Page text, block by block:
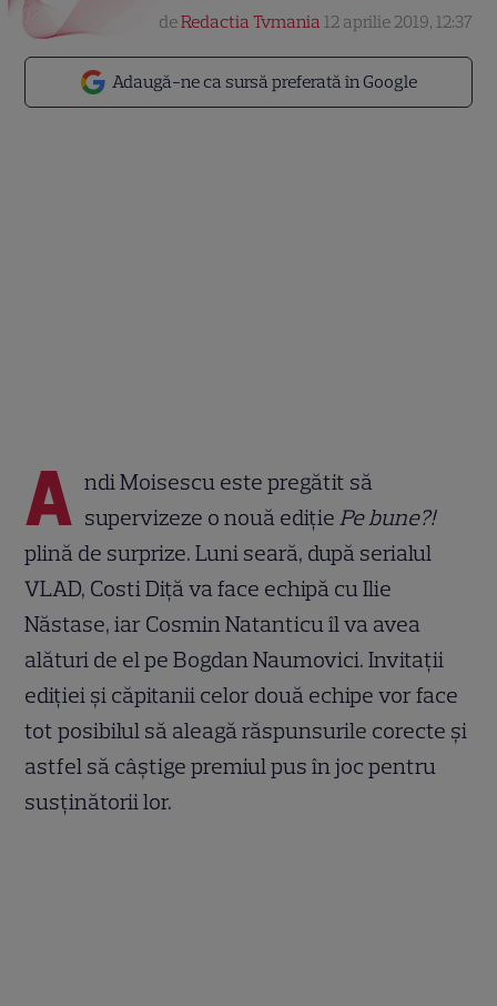
Adaugă-ne ca sursă preferată în Google
deRedactia Tvmania 12 aprilie 2019, 12:37
A ndi Moisescu este pregătit să
supervizeze o nouă ediție Pe bune?!
plină de surprize. Luni seară, după serialul
VLAD, Costi Diță va face echipă cu Ilie
Năstase, iar Cosmin Natanticu îl va avea
alături de el pe Bogdan Naumovici. Invitații
ediției și căpitanii celor două echipe vor face
tot posibilul să aleagă răspunsurile corecte și
astfel să câștige premiul pus în joc pentru
susținătorii lor.